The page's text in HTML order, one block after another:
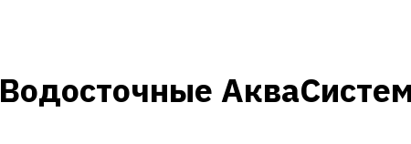
Водосточные